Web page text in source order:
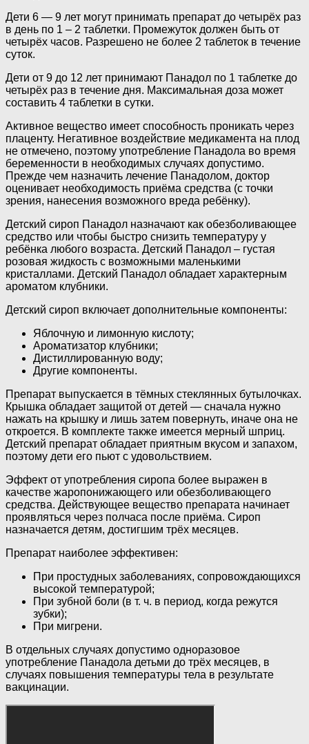
Дети 6 — 9 лет могут принимать препарат до четырёх раз
в день по 1 – 2 таблетки. Промежуток должен быть от
четырёх часов. Разрешено не более 2 таблеток в течение
суток.
Дети от 9 до 12 лет принимают Панадол по 1 таблетке до
четырёх раз в течение дня. Максимальная доза может
составить 4 таблетки в сутки.
Активное вещество имеет способность проникать через
плаценту. Негативное воздействие медикамента на плод
не отмечено, поэтому употребление Панадола во время
беременности в необходимых случаях допустимо.
Прежде чем назначить лечение Панадолом, доктор
оценивает необходимость приёма средства (с точки
зрения, нанесения возможного вреда ребёнку).
Детский сироп Панадол назначают как обезболивающее
средство или чтобы быстро снизить температуру у
ребёнка любого возраста. Детский Панадол – густая
розовая жидкость с возможными маленькими
кристаллами. Детский Панадол обладает характерным
ароматом клубники.
Детский сироп включает дополнительные компоненты:
Яблочную и лимонную кислоту;
Ароматизатор клубники;
Дистиллированную воду;
Другие компоненты.
Препарат выпускается в тёмных стеклянных бутылочках.
Крышка обладает защитой от детей — сначала нужно
нажать на крышку и лишь затем повернуть, иначе она не
откроется. В комплекте также имеется мерный шприц.
Детский препарат обладает приятным вкусом и запахом,
поэтому дети его пьют с удовольствием.
Эффект от употребления сиропа более выражен в
качестве жаропонижающего или обезболивающего
средства. Действующее вещество препарата начинает
проявляться через полчаса после приёма. Сироп
назначается детям, достигшим трёх месяцев.
Препарат наиболее эффективен:
При простудных заболеваниях, сопровождающихся
высокой температурой;
При зубной боли (в т. ч. в период, когда режутся
зубки);
При мигрени.
В отдельных случаях допустимо одноразовое
употребление Панадола детьми до трёх месяцев, в
случаях повышения температуры тела в результате
вакцинации.